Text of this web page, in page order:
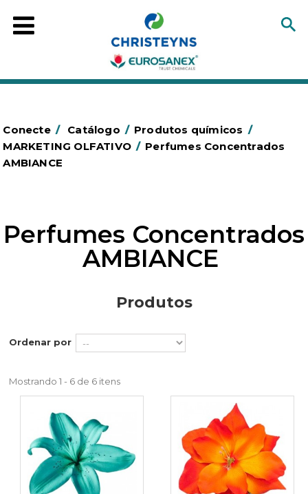
Conecte / Catálogo / Produtos químicos /
MARKETING OLFATIVO / Perfumes Concentrados
AMBIANCE
Perfumes Concentrados
AMBIANCE
Produtos
Ordenar por
Mostrando 1 - 6 de 6 itens